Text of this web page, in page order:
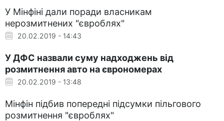
У Мінфіні дали поради власникам
нерозмитнених "євроблях"
20.02.2019 - 14:43
У ДФС назвали суму надходжень від
розмитнення авто на єврономерах
20.02.2019 - 13:48
Мінфін підбив попередні підсумки пільгового
розмитнення "євроблях"